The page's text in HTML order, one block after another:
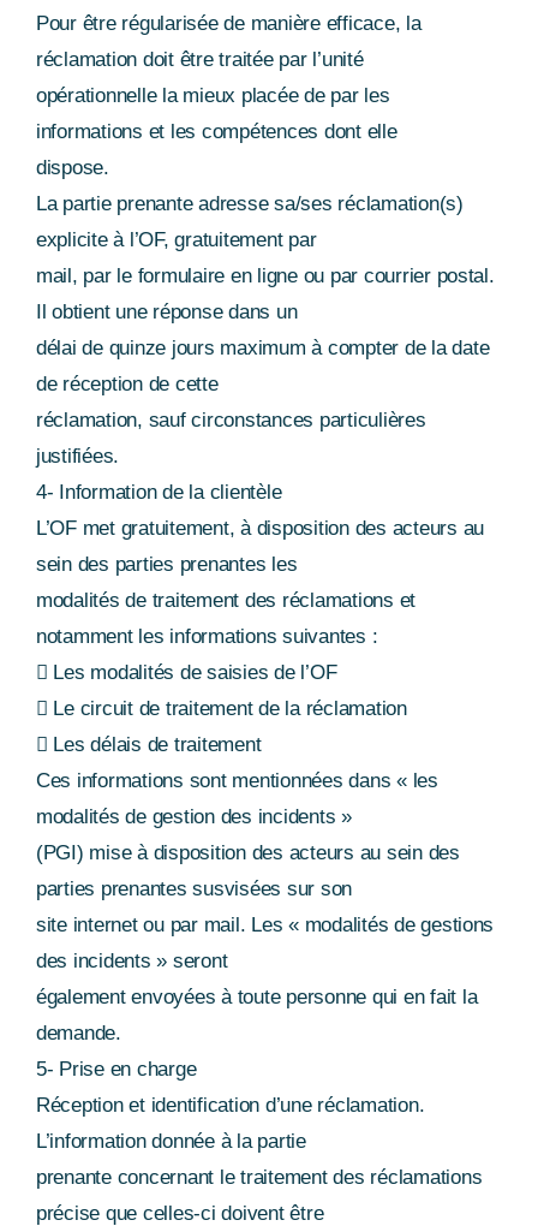
Pour être régularisée de manière efficace, la
réclamation doit être traitée par l’unité
opérationnelle la mieux placée de par les
informations et les compétences dont elle
dispose.
La partie prenante adresse sa/ses réclamation(s)
explicite à l’OF, gratuitement par
mail, par le formulaire en ligne ou par courrier postal.
Il obtient une réponse dans un
délai de quinze jours maximum à compter de la date
de réception de cette
réclamation, sauf circonstances particulières
justifiées.
4- Information de la clientèle
L’OF met gratuitement, à disposition des acteurs au
sein des parties prenantes les
modalités de traitement des réclamations et
notamment les informations suivantes :
 Les modalités de saisies de l’OF
 Le circuit de traitement de la réclamation
 Les délais de traitement
Ces informations sont mentionnées dans « les
modalités de gestion des incidents »
(PGI) mise à disposition des acteurs au sein des
parties prenantes susvisées sur son
site internet ou par mail. Les « modalités de gestions
des incidents » seront
également envoyées à toute personne qui en fait la
demande.
5- Prise en charge
Réception et identification d’une réclamation.
L’information donnée à la partie
prenante concernant le traitement des réclamations
précise que celles-ci doivent être